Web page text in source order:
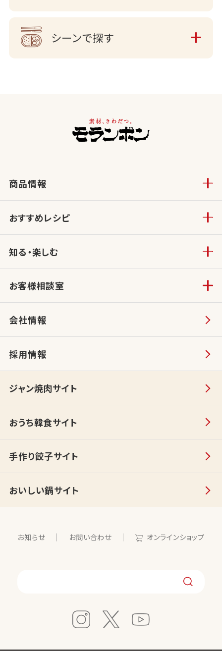
シーンで探す
商品情報
おすすめレシピ
知る・楽しむ
お客様相談室
会社情報
採用情報
ジャン焼肉サイト
おうち韓食サイト
手作り餃子サイト
おいしい鍋サイト
お知らせ お問い合わせ オンラインショップ